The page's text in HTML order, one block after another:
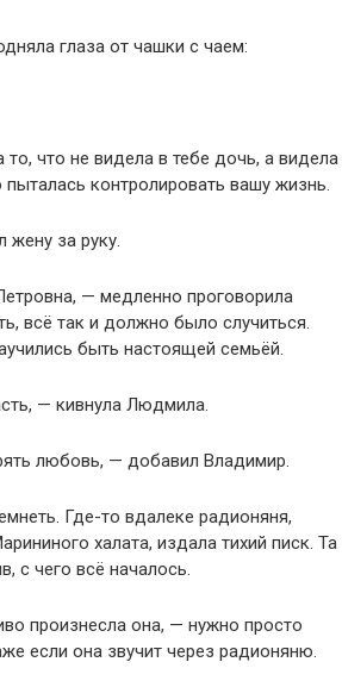
глаза от чашки с чаем:
что не видела в тебе дочь, а видела
пыталась контролировать вашу жизнь.
жену за руку.
— медленно проговорила
всё так и должно было случиться.
быть настоящей семьёй.
— кивнула Людмила.
любовь, — добавил Владимир.
Где-то вдалеке радионяня,
халата, издала тихий писк. Та
с чего всё началось.
произнесла она, — нужно просто
если она звучит через радионяню.